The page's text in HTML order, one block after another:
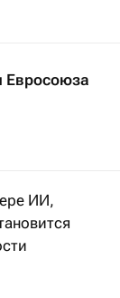
Евросоюза
ИИ,